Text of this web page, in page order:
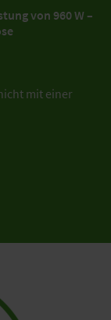
von 960 W –
mit einer